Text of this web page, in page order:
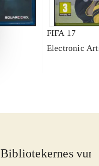
FIFA 17
Electronic
Bibliotekernes